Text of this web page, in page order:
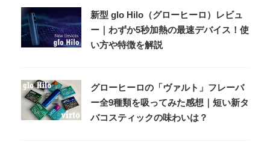
新型 glo Hilo（グローヒーロ）レビュ
ー｜わずか5秒加熱の最速デバイス！使
い方や特徴を解説
グローヒーロの「ヴァルト」フレーバ
ー全9種類を吸ってみた感想｜短い新タ
バコスティックの味わいは？